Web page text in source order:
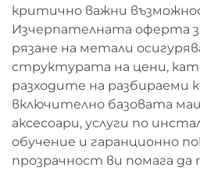
критично важни
Изчерпателната оферта
рязане на метали
структурата на цени,
разходите на разбираеми
включително базовата
аксесоари, услуги по
обучение и гаранционно
прозрачност ви помага да